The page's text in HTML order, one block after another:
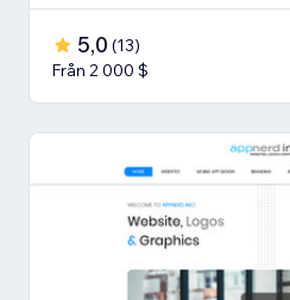
5,0 (13)
Från 2 000 $